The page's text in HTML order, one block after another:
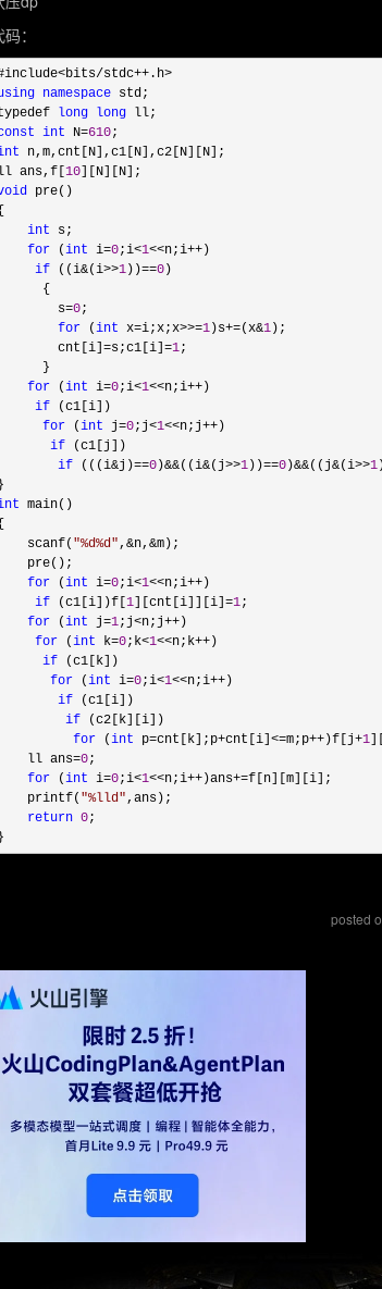
：
namespace std;
long long
int N=610
n,m,cnt[N],c1[N],c2[N][N];
ll ans,f[ 10
pre()
int s;
for (int i=0;i<1<<n;i++ )
if ((i&(i>>1 ))==0 )
{
s
=0;
for (int x=i;x;x>>=1 )s+=(x&1 );
cnt[i]
=s;c1[i]=1;
}
for (int i=0;i<1<<n;i++ )
if (c1[i])
for (int j=0;j<1<<n;j++ )
if (c1[j])
if (((i&j)==0 )&&((i&(j>>1 ))==0 )&&((j&(i>>1
main()
scanf(
"%d%d",&n,&m);
pre();
for (int i=0;i<1<<n;i++ )
if (c1[i])f[ 1 ][cnt[i]][i]=1;
for (int j=1;j<n;j++ )
for (int k=0;k<1<<n;k++ )
if (c1[k])
for (int i=0;i<1<<n;i++ )
if (c1[i])
if (c2[k][i])
for (int p=cnt[k];p+cnt[i]<=m;p++)f[j+1
ll ans
=0;
for (int i=0;i<1<<n;i++)ans+=f[n][m][i];
printf(
"%lld",ans);
return 0;
}
posted